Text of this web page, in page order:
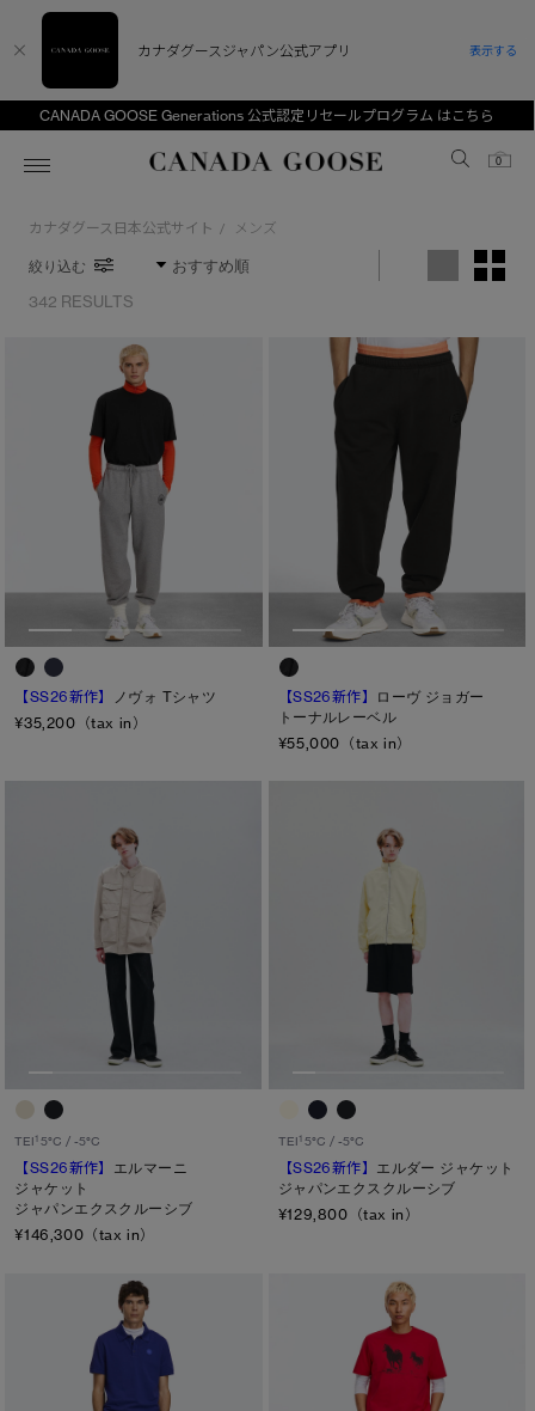
CANADA GOOSE Generations 公式認定リセールプログラム はこちら
Canada Goose
0
スノーグース
ディスカバー
アンバサダー
スプリングコレクション
ウィメンズ TOP
新着アイテム
ベストセラー
サマー 26 コレクション
サマー 26 コレクションLOOK
日本限定モデル
メイドインジャパンTシャツ
アウターウェア
アクセサリー
フットウェア
コレクション
メンズ TOP
新着アイテム
ベストセラー
サマー 26 コレクション
サマー 26 コレクションLOOK
日本限定モデル
メイドインジャパンTシャツ
アウターウェア
アクセサリー
フットウェア
コレクション
キッズ TOP
ベビー（0‐24ヵ月)
キッズ（2‐7歳)
ユース（6＋歳)
コレクション
CANADA GOOSE Generationsは、アウター
ウェアの下取り・再販を通じて、長く愛される製
品の価値を受け継いでいきます。
アーカイブの希少なピースもご覧いただけます。
詳しく見る
下取り申請
カナダグース日本公式サイト / メンズ
絞り込む
342 RESULTS
※カテゴリを表示するにはジェンダーにチェックをお入れください
ウィメンズ
キッズ
カテゴリ
ディスク
ブラック ディスク
クラシック ディスク
ホワイト ディスク
ト―ナル ディスク
PBI ディスク
ディスクなし
TEI１：5℃/-5℃
TEI2：０℃/-１5℃
TEI3：-10℃/-20℃
TEI4：-15℃/-25℃
TEI5：-30℃以下
S/M
【SS26新作】
ノヴォ Tシャツ
¥35,200（tax in）
【SS26新作】
ローヴ ジョガー
トーナルレーベル
¥55,000（tax in）
TEI1 5°C / -5°C
【SS26新作】 エルマーニ
ジャケット
ジャパンエクスクルーシブ
¥146,300（tax in）
TEI15°C / -5°C
【SS26新作】 エルダー ジャケット
ジャパンエクスクルーシブ
¥129,800（tax in）
カナダグースジャパン公式アプリ 表示する